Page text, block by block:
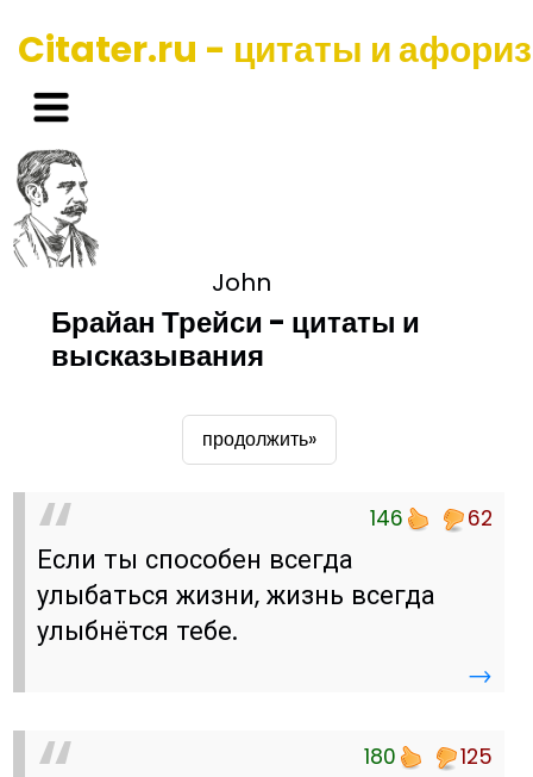
Citater.ru - цитаты и
John
Брайан Трейси - цитаты и
высказывания
продолжить»
146 62
Если ты способен всегда
улыбаться жизни, жизнь всегда
улыбнётся тебе.
→
180 125